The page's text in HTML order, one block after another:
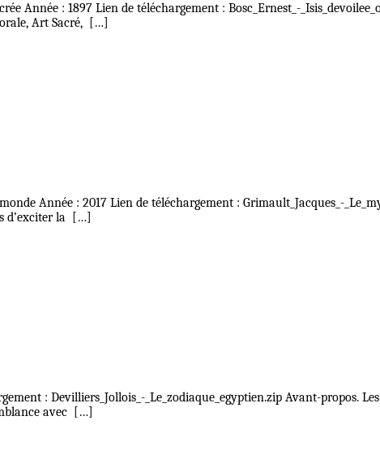
Année : 1897 Lien de téléchargement : Bosc_Ernest_-
Art Sacré, […]
Année : 2017 Lien de téléchargement : Grimault_Jacques_-
d’exciter la […]
: Devilliers_Jollois_-_Le_zodiaque_egyptien.zip Avant-propos.
avec […]